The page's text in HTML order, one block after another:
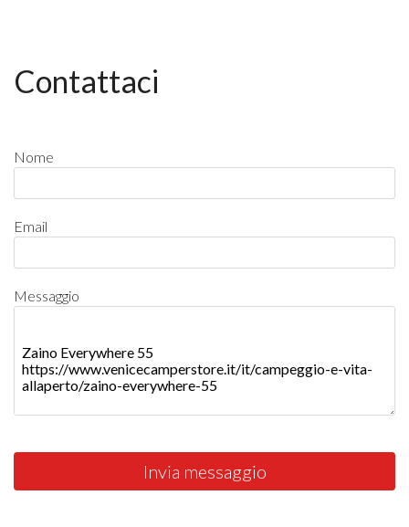
Contattaci
Nome
Email
Messaggio
Invia messaggio